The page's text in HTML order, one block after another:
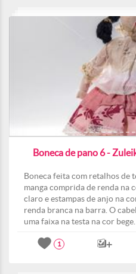
Boneca de pano 6 -
Boneca feita com retalhos de
manga comprida de renda na
claro e estampas de anjo na
renda branca na barra. O
uma faixa na testa na cor bege.
1